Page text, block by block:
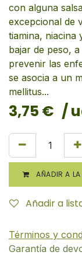
con alguna
excepcional de
tiamina, niacina
bajar de peso,
prevenir las
se asocia a un
mellitus...
3,75 € /
AÑADIR A
Añadir a
Términos y
Garantía de